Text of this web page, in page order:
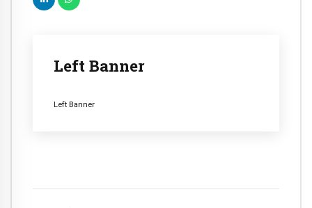
Left Banner
Left Banner